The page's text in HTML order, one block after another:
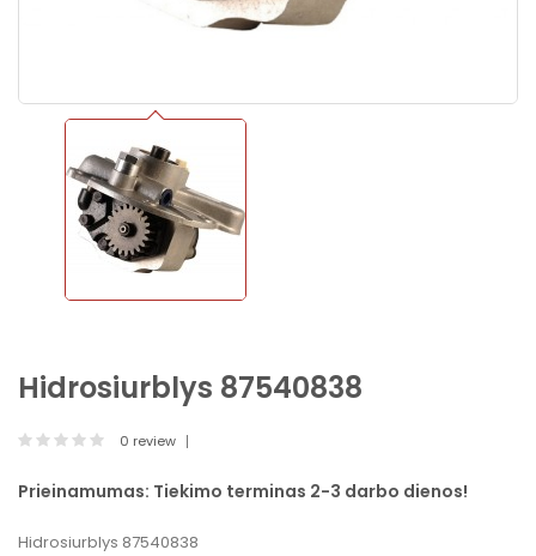
Hidrosiurblys 87540838
0 review
Prieinamumas: Tiekimo terminas 2-3 darbo dienos!
Hidrosiurblys 87540838